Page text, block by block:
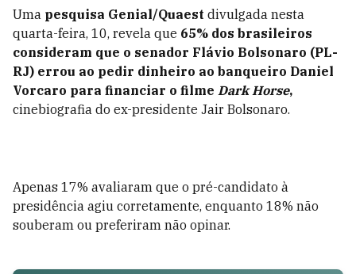
Uma pesquisa Genial/Quaest divulgada nesta
quarta-feira, 10, revela que 65% dos brasileiros
consideram que o senador Flávio Bolsonaro (PL-
RJ) errou ao pedir dinheiro ao banqueiro Daniel
Vorcaro para financiar o filme Dark Horse,
cinebiografia do ex-presidente Jair Bolsonaro.
Apenas 17% avaliaram que o pré-candidato à
presidência agiu corretamente, enquanto 18% não
souberam ou preferiram não opinar.